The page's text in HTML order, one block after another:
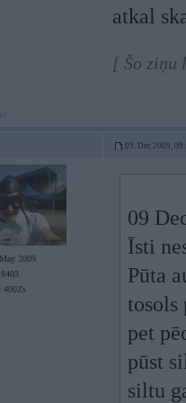
atkal
[ Šo ziņu
09. Dec 2009,
2009
8403
400Zs
09
Īsti
Pūta
tosols
pet
pūst
siltu